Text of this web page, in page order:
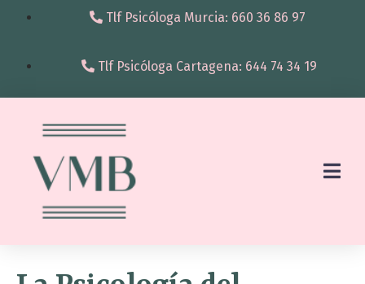
Tlf Psicóloga Murcia: 660 36 86 97
Tlf Psicóloga Cartagena: 644 74 34 19